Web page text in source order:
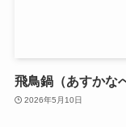
飛鳥鍋（あすかな
2026年5月10日